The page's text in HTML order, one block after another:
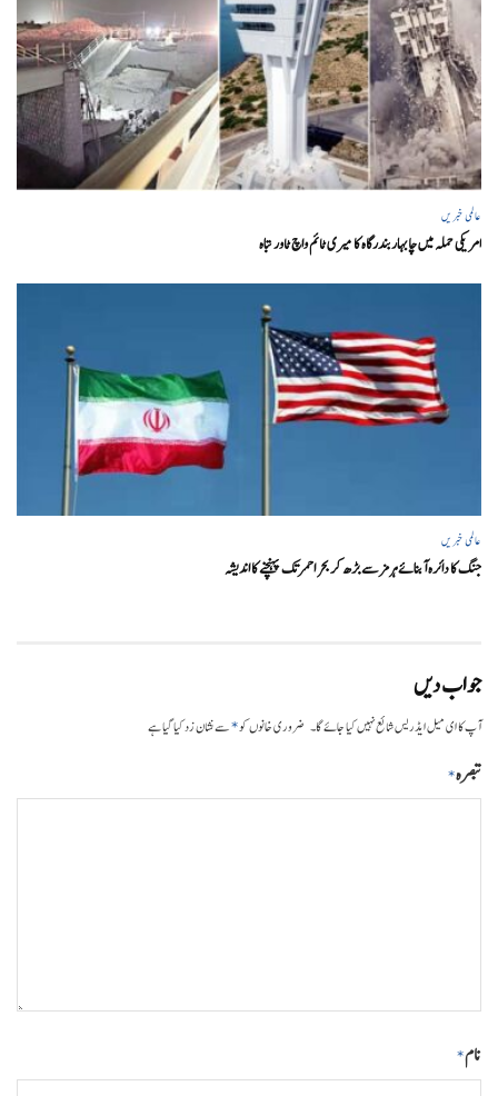
عالمی خبریں
امریکی حملہ میں چابہار بندرگاہ کا میری ٹائم واچ ٹاور تباہ
عالمی خبریں
جنگ کا دائرہ آبنائے ہرمز سے بڑھ کر بحر احمر تک پہنچنے کا اندیشہ
جواب دیں
آپ کا ای میل ایڈریس شائع نہیں کیا جائے گا۔ ضروری خانوں کو*سے نشان زد کیا گیا ہے
تبصرہ*
نام*